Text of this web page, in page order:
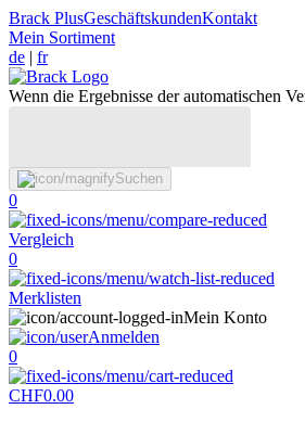
Brack PlusGeschäftskundenKontakt
Mein Sortiment
de | fr
Wenn die Ergebnisse der automatischen
Suchen
0
Vergleich
0
Merklisten
Mein Konto
Anmelden
0
CHF0.00